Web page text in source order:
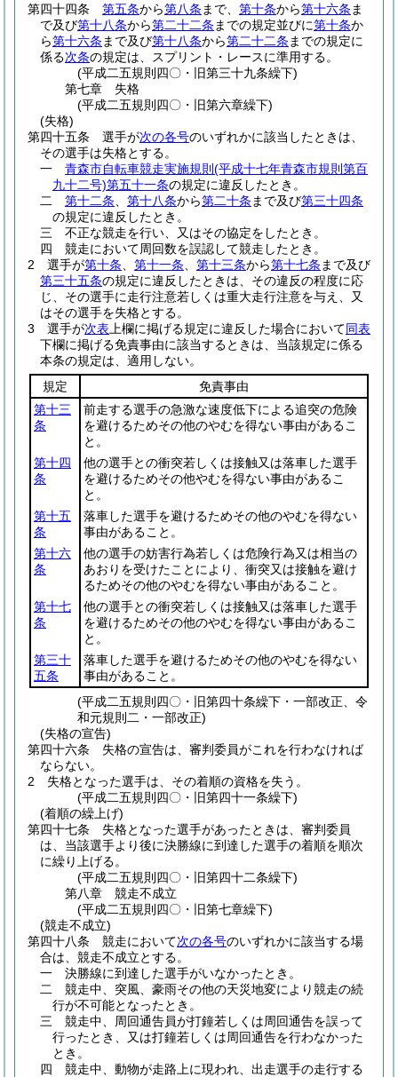
第四十四条 第五条から第八条 まで、 第十条から第十六条 ま
で及び第十八条から第二十二条 までの規定並びに第十条か
ら第十六条 まで及び第十八条から第二十二条 までの規定に
係る次条の規定は、スプリント・レースに準用する。
(平成二五規則四〇・旧第三十九条繰下)
第七章
失格
(平成二五規則四〇・旧第六章繰下)
(失格)
第四十五条
選手が次の各号のいずれかに該当したときは、
その選手は失格とする。
一
青森市自転車競走実施規則 (平成十七年青森市規則第百
九十二号)第五十一条の規定に違反したとき。
二
第十二条 第十八条から第二十条 まで及び第三十四条
の規定に違反したとき。
三
不正な競走を行い、又はその協定をしたとき。
四
競走において周回数を誤認して競走したとき。
2
選手が第十条 第十一条 第十三条から第十七条 まで及び
第三十五条の規定に違反したときは、その違反の程度に応
じ、その選手に走行注意若しくは重大走行注意を与え、又
はその選手を失格とする。
3
選手が次表 上欄に掲げる規定に違反した場合において同表
下欄に掲げる免責事由に該当するときは、当該規定に係る
本条の規定は、適用しない。
規定
免責事由
第十三
条
前走する選手の急激な速度低下による追突の危険
を避けるためその他のやむを得ない事由があるこ
と。
第十四
条
他の選手との衝突若しくは接触又は落車した選手
を避けるためその他やむを得ない事由があるこ
と。
第十五
条
落車した選手を避けるためその他のやむを得ない
事由があること。
第十六
条
他の選手の妨害行為若しくは危険行為又は相当の
あおりを受けたことにより、衝突又は接触を避け
るためその他のやむを得ない事由があること。
第十七
条
他の選手との衝突若しくは接触又は落車した選手
を避けるためその他のやむを得ない事由があるこ
と。
第三十
五条
落車した選手を避けるためその他のやむを得ない
事由があること。
(平成二五規則四〇・旧第四十条繰下・一部改正、令
和元規則二・一部改正)
(失格の宣告)
第四十六条
失格の宣告は、審判委員がこれを行わなければ
ならない。
2
失格となった選手は、その着順の資格を失う。
(平成二五規則四〇・旧第四十一条繰下)
(着順の繰上げ)
第四十七条
失格となった選手があったときは、審判委員
は、当該選手より後に決勝線に到達した選手の着順を順次
に繰り上げる。
(平成二五規則四〇・旧第四十二条繰下)
第八章
競走不成立
(平成二五規則四〇・旧第七章繰下)
(競走不成立)
第四十八条
競走において次の各号のいずれかに該当する場
合は、競走不成立とする。
一
決勝線に到達した選手がいなかったとき。
二
競走中、突風、豪雨その他の天災地変により競走の続
行が不可能となったとき。
三
競走中、周回通告員が打鐘若しくは周回通告を誤って
行ったとき、又は打鐘若しくは周回通告を行わなかった
とき。
四
競走中、動物が走路上に現われ、出走選手の走行する